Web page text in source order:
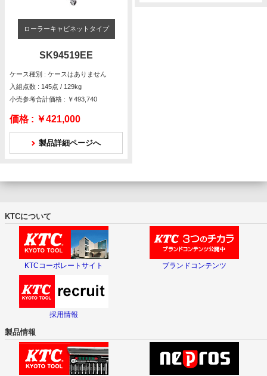
ローラーキャビネットタイプ
SK94519EE
ケース種別 : ケースはありません
入組点数 : 145点 / 129kg
小売参考合計価格 : ￥493,740
価格 : ￥421,000
製品詳細ページへ
KTCについて
KTCコーポレートサイト ブランドコンテンツ
採用情報
製品情報